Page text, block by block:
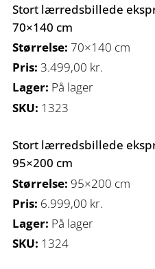
Stort lærredsbillede
70×140 cm
Størrelse: 70×140 cm
Pris: 3.499,00 kr.
Lager: På lager
SKU: 1323
Stort lærredsbillede
95×200 cm
Størrelse: 95×200 cm
Pris: 6.999,00 kr.
Lager: På lager
SKU: 1324